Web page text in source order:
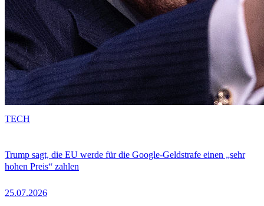
Trump sagt, die EU werde für die Google-Geldstrafe einen „sehr
hohen Preis“ zahlen
25.07.2026
TECH